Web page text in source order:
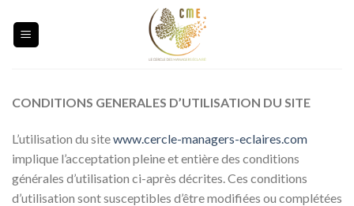
content
CONDITIONS GENERALES D’UTILISATION DU SITE
L’utilisation du sitewww.cercle-managers-eclaires.com
implique l’acceptation pleine et entière des conditions
générales d’utilisation ci-après décrites. Ces conditions
d’utilisation sont susceptibles d’être modifiées ou complétées